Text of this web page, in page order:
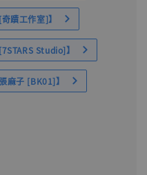
蹟工作室]】
Studio]】
麻子 [BK01]】